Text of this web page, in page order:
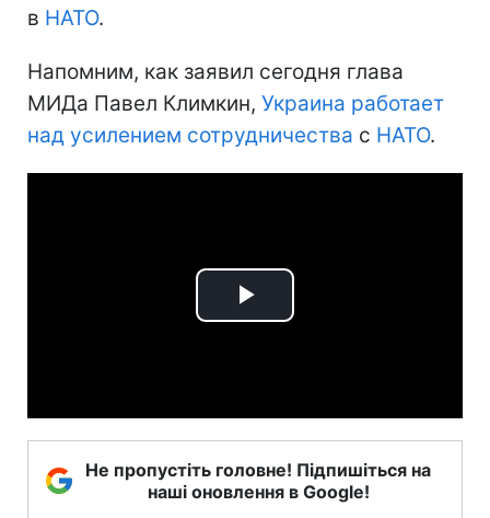
в НАТО.
Напомним, как заявил сегодня глава
МИДа Павел Климкин, Украина работает
над усилением сотрудничества с НАТО.
Play
Не пропустіть головне! Підпишіться на
наші оновлення в Google!